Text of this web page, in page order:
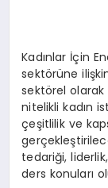
Kadınlar İçin
sektörüne
sektörel
nitelikli kadın
çeşitlilik ve
tedariği,
ders konuları